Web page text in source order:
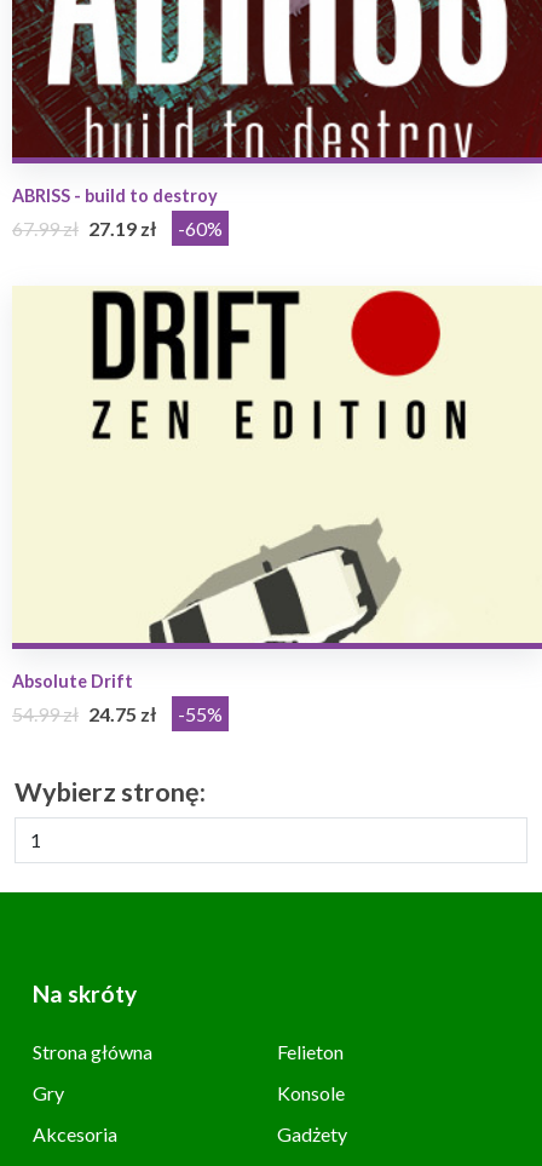
ABRISS - build to destroy
67.99 zł 27.19 zł -60%
Absolute Drift
54.99 zł 24.75 zł -55%
Wybierz stronę:
Na skróty
Strona główna
Felieton
Gry
Konsole
Akcesoria
Gadżety